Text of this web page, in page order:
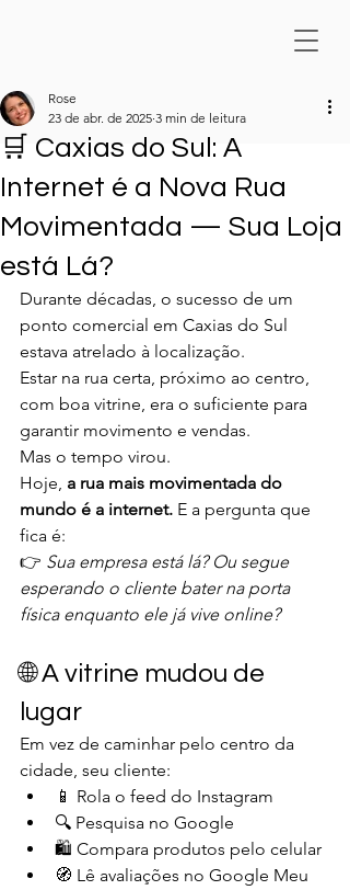
🛒 Caxias do Sul: A
Internet é a Nova Rua
Movimentada — Sua Loja
está Lá?
Rose
23 de abr. de 2025 3 min de leitura
Durante décadas, o sucesso de um
ponto comercial em Caxias do Sul
estava atrelado à localização.
Estar na rua certa, próximo ao centro,
com boa vitrine, era o suficiente para
garantir movimento e vendas.
Mas o tempo virou.
Hoje, a rua mais movimentada do
mundo é a internet. E a pergunta que
fica é:
👉 Sua empresa está lá? Ou segue
esperando o cliente bater na porta
física enquanto ele já vive online?
🌐 A vitrine mudou de
lugar
Em vez de caminhar pelo centro da
cidade, seu cliente:
📱 Rola o feed do Instagram
🔍 Pesquisa no Google
🛍️ Compara produtos pelo celular
🧭 Lê avaliações no Google Meu